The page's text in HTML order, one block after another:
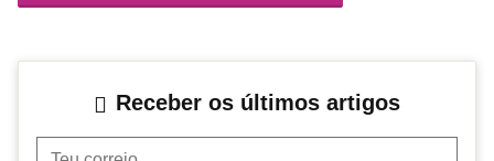
Receber os últimos artigos
Teu correio